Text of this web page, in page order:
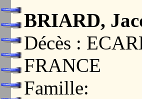
BRIARD,
Décès :
FRANCE
Famille: